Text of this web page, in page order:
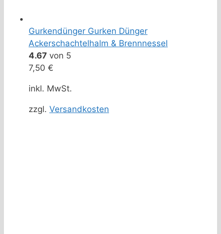
Gurkendünger Gurken Dünger
Ackerschachtelhalm & Brennnessel
4.67 von 5
7,50 €
inkl. MwSt.
zzgl. Versandkosten